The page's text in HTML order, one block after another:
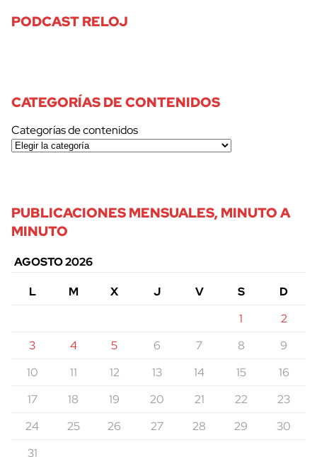
PODCAST RELOJ
CATEGORÍAS DE CONTENIDOS
Categorías de contenidos
PUBLICACIONES MENSUALES, MINUTO A
MINUTO
AGOSTO 2026
L
M X J V S
D
1
2
3
4 5 6 7 8
9
10
11 12 13 14 15
16
17
18 19 20 21 22
23
24
25 26 27 28 29
30
31